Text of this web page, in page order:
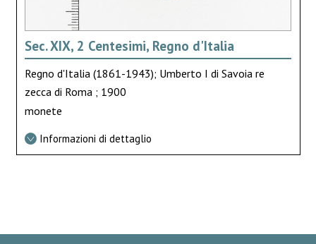
Sec. XIX, 2 Centesimi, Regno d'Italia
Regno d'Italia (1861-1943); Umberto I di Savoia re
zecca di Roma ; 1900
monete
Informazioni di dettaglio